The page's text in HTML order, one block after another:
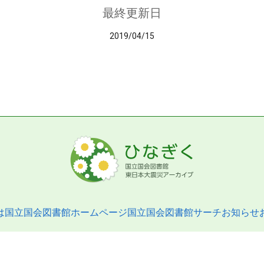
最終更新日
2019/04/15
国立国会図書館ホームページ国立国会図書館サーチお知らせ